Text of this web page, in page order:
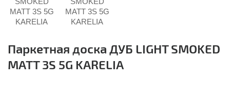
Паркетная доска ДУБ LIGHT SMOKED
MATT 3S 5G KARELIA